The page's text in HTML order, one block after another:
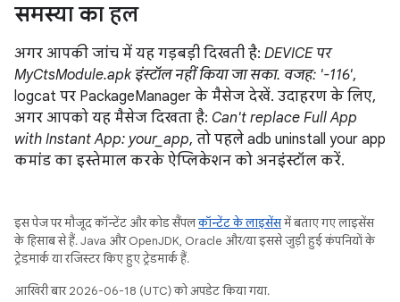
समस्या का हल
अगर आपकी जांच में यह गड़बड़ी दिखती है: DEVICE पर
MyCtsModule.apk इंस्टॉल नहीं किया जा सका. वजह: '-116',
logcat पर PackageManager के मैसेज देखें. उदाहरण के लिए,
अगर आपको यह मैसेज दिखता है: Can't replace Full App
with Instant App: your_app, तो पहले adb uninstall your app
कमांड का इस्तेमाल करके ऐप्लिकेशन को अनइंस्टॉल करें.
इस पेज पर मौजूद कॉन्टेंट और कोड सैंपलकॉन्टेंट के लाइसेंसमें बताए गए लाइसेंस
के हिसाब से हैं. Java और OpenJDK, Oracle और/या इससे जुड़ी हुई कंपनियों के
ट्रेडमार्क या रजिस्टर किए हुए ट्रेडमार्क हैं.
आखिरी बार 2026-06-18 (UTC) को अपडेट किया गया.